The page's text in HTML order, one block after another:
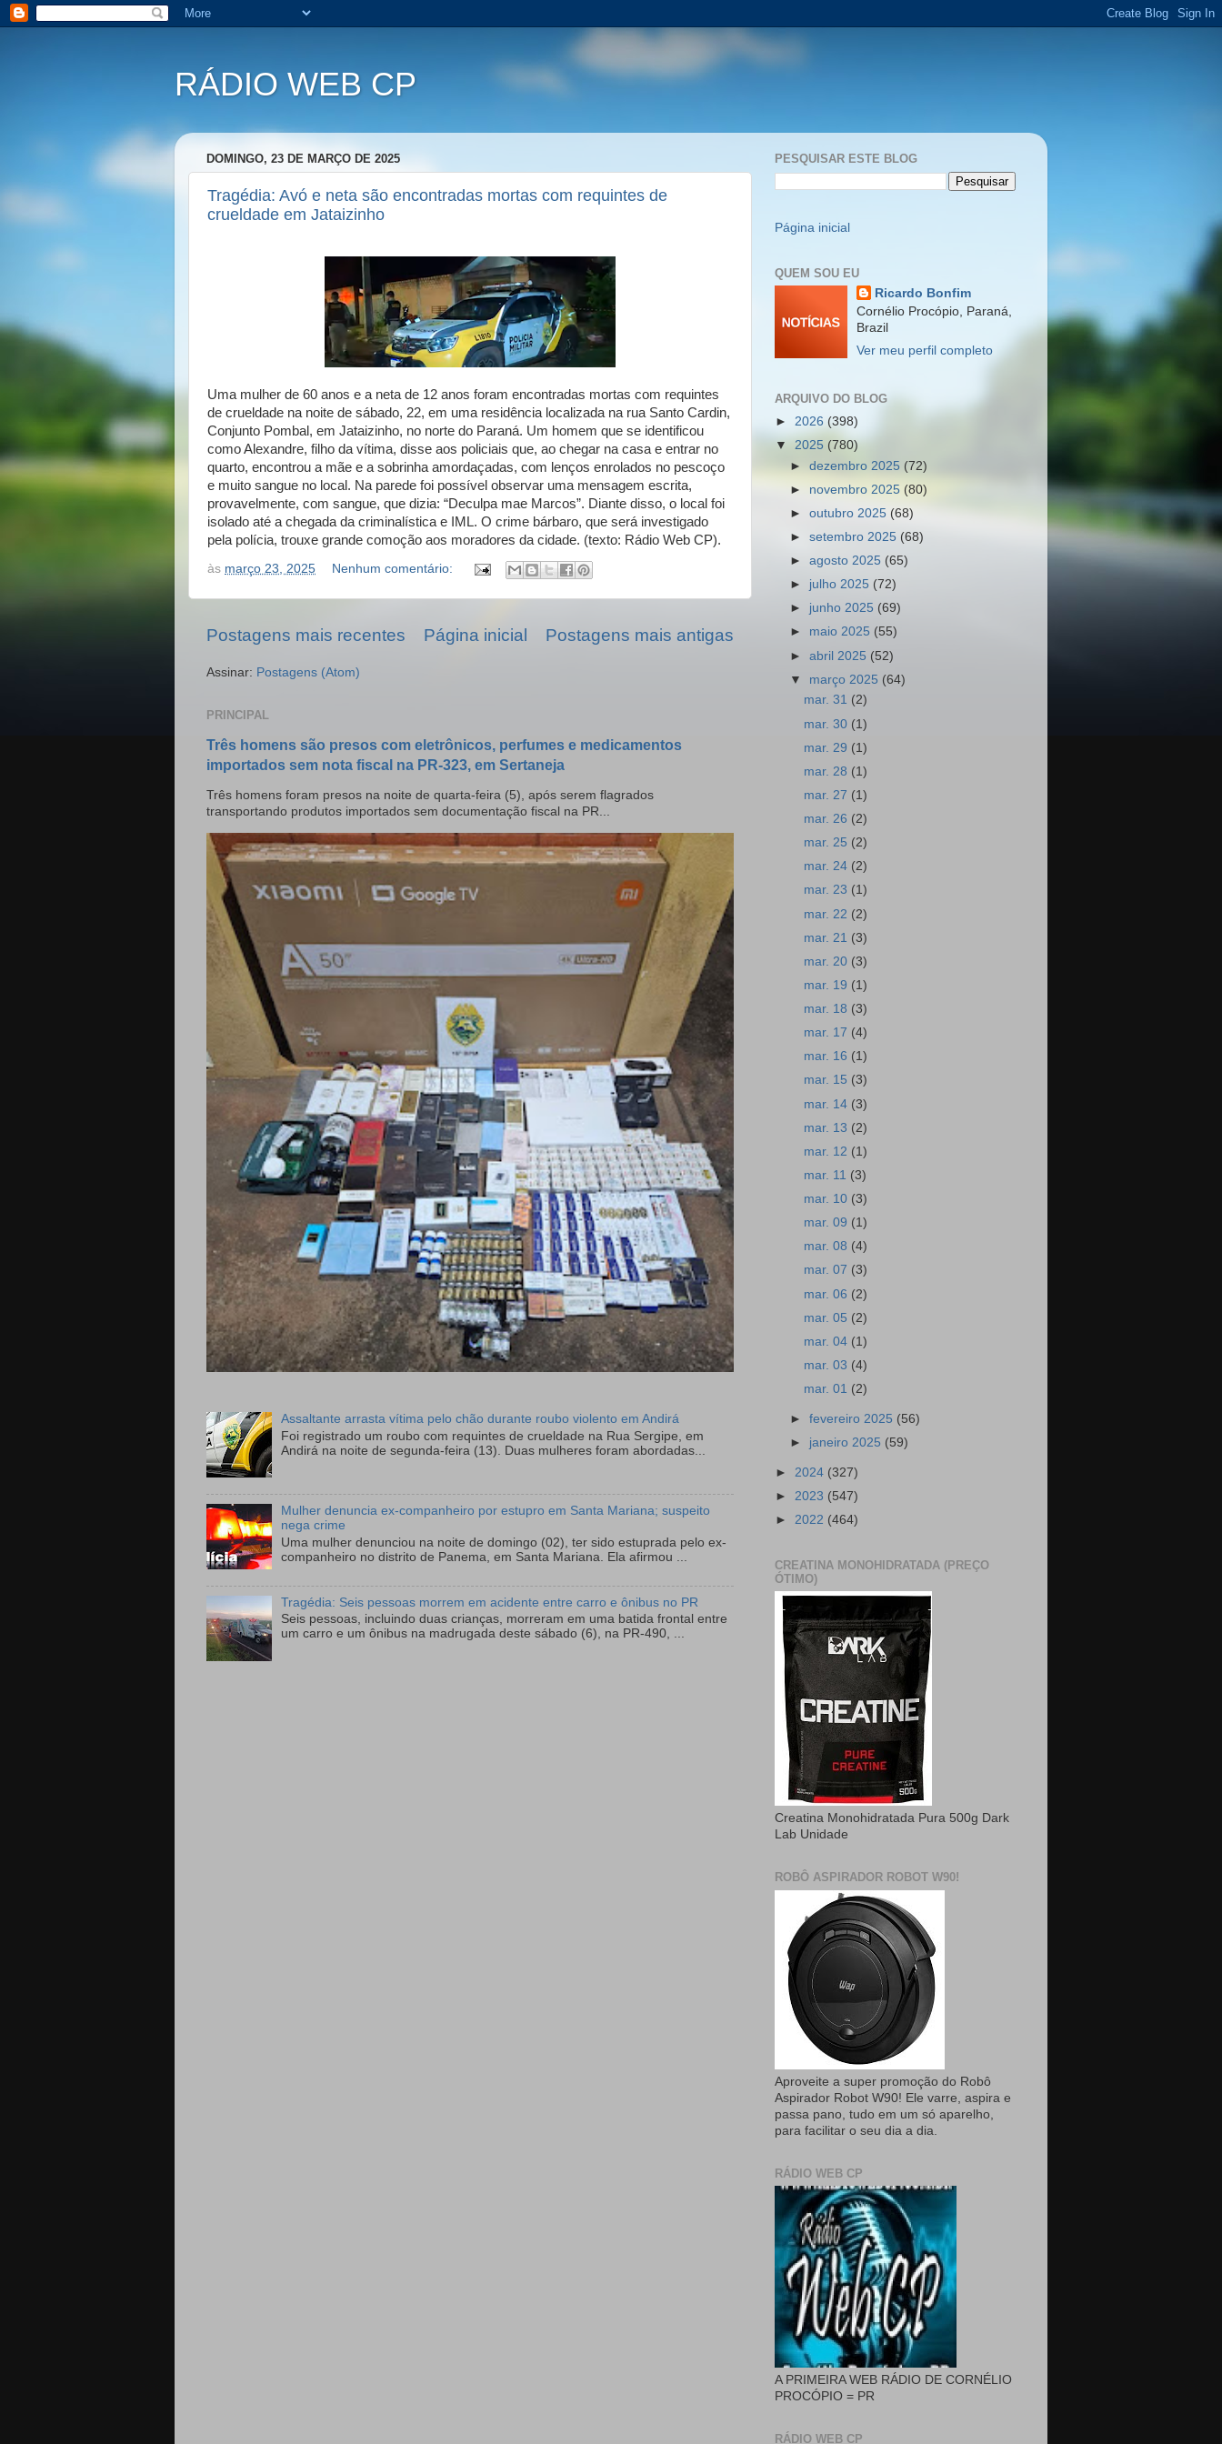
RÁDIO WEB CP
DOMINGO, 23 DE MARÇO DE 2025
Tragédia: Avó e neta são encontradas mortas com requintes de
crueldade em Jataizinho
Uma mulher de 60 anos e a neta de 12 anos foram encontradas mortas com requintes
de crueldade na noite de sábado, 22, em uma residência localizada na rua Santo Cardin,
Conjunto Pombal, em Jataizinho, no norte do Paraná. Um homem que se identificou
como Alexandre, filho da vítima, disse aos policiais que, ao chegar na casa e entrar no
quarto, encontrou a mãe e a sobrinha amordaçadas, com lenços enrolados no pescoço
e muito sangue no local. Na parede foi possível observar uma mensagem escrita,
provavelmente, com sangue, que dizia: “Deculpa mae Marcos”. Diante disso, o local foi
isolado até a chegada da criminalística e IML. O crime bárbaro, que será investigado
pela polícia, trouxe grande comoção aos moradores da cidade. (texto: Rádio Web CP).
às março 23, 2025 Nenhum comentário:
Postagens mais recentes Postagens mais antigas
Página inicial
Assinar: Postagens (Atom)
PRINCIPAL
Três homens são presos com eletrônicos, perfumes e medicamentos
importados sem nota fiscal na PR-323, em Sertaneja
Três homens foram presos na noite de quarta-feira (5), após serem flagrados
transportando produtos importados sem documentação fiscal na PR...
Assaltante arrasta vítima pelo chão durante roubo violento em Andirá
Foi registrado um roubo com requintes de crueldade na Rua Sergipe, em
Andirá na noite de segunda-feira (13). Duas mulheres foram abordadas...
Mulher denuncia ex-companheiro por estupro em Santa Mariana; suspeito
nega crime
Uma mulher denunciou na noite de domingo (02), ter sido estuprada pelo ex-
companheiro no distrito de Panema, em Santa Mariana. Ela afirmou ...
Tragédia: Seis pessoas morrem em acidente entre carro e ônibus no PR
Seis pessoas, incluindo duas crianças, morreram em uma batida frontal entre
um carro e um ônibus na madrugada deste sábado (6), na PR-490, ...
PESQUISAR ESTE BLOG
Página inicial
QUEM SOU EU
Ricardo Bonfim
Cornélio Procópio, Paraná,
Brazil
Ver meu perfil completo
ARQUIVO DO BLOG
► 2026 (398)
▼ 2025 (780)
►dezembro 2025 (72)
► novembro 2025 (80)
►outubro 2025 (68)
►setembro 2025 (68)
►agosto 2025 (65)
► julho 2025 (72)
► junho 2025 (69)
► maio 2025 (55)
►abril 2025 (52)
▼ março 2025 (64)
mar. 31 (2)
mar. 30 (1)
mar. 29 (1)
mar. 28 (1)
mar. 27 (1)
mar. 26 (2)
mar. 25 (2)
mar. 24 (2)
mar. 23 (1)
mar. 22 (2)
mar. 21 (3)
mar. 20 (3)
mar. 19 (1)
mar. 18 (3)
mar. 17 (4)
mar. 16 (1)
mar. 15 (3)
mar. 14 (3)
mar. 13 (2)
mar. 12 (1)
mar. 11 (3)
mar. 10 (3)
mar. 09 (1)
mar. 08 (4)
mar. 07 (3)
mar. 06 (2)
mar. 05 (2)
mar. 04 (1)
mar. 03 (4)
mar. 01 (2)
►fevereiro 2025 (56)
► janeiro 2025 (59)
► 2024 (327)
► 2023 (547)
► 2022 (464)
CREATINA MONOHIDRATADA (PREÇO
ÓTIMO)
Creatina Monohidratada Pura 500g Dark
Lab Unidade
ROBÔ ASPIRADOR ROBOT W90!
Aproveite a super promoção do Robô
Aspirador Robot W90! Ele varre, aspira e
passa pano, tudo em um só aparelho,
para facilitar o seu dia a dia.
RÁDIO WEB CP
A PRIMEIRA WEB RÁDIO DE CORNÉLIO
PROCÓPIO = PR
RÁDIO WEB CP